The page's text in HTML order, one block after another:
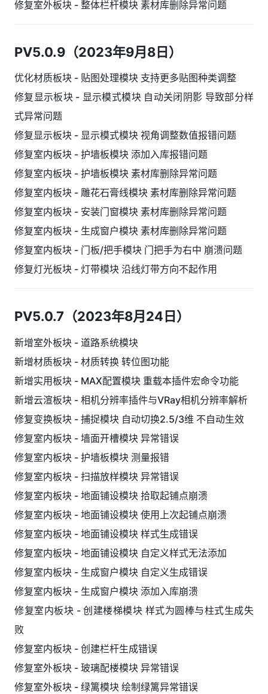
修复室外板块 - 整体栏杆模块 素材库删除异常问题
PV5.0.9（2023年9月8日）
优化材质板块 - 贴图处理模块 支持更多贴图种类调整
修复显示板块 - 显示模式模块 自动关闭阴影 导致部分样
式异常问题
修复显示板块 - 显示模式模块 视角调整数值报错问题
修复室内板块 - 护墙板模块 添加入库报错问题
修复室内板块 - 护墙板模块 素材库删除异常问题
修复室内板块 - 雕花石膏线模块 素材库删除异常问题
修复室内板块 - 安装门窗模块 素材库删除异常问题
修复室内板块 - 生成窗户模块 素材库删除异常问题
修复室内板块 - 门板/把手模块 门把手为右中 崩溃问题
修复灯光板块 - 灯带模块 沿线灯带方向不起作用
PV5.0.7（2023年8月24日）
新增室外板块 - 道路系统模块
新增材质板块 - 材质转换 转位图功能
新增实用板块 - MAX配置模块 重载本插件宏命令功能
新增云渲板块 - 相机分辨率插件与VRay相机分辨率解析
修复变换板块 - 捕捉模块 自动切换2.5/3维 不自动生效
修复室内板块 - 墙面开槽模块 异常错误
修复室内板块 - 护墙板模块 测量报错
修复室内板块 - 扫描放样模块 异常错误
修复室内板块 - 地面铺设模块 拾取起铺点崩溃
修复室内板块 - 地面铺设模块 使用上次起铺点崩溃
修复室内板块 - 地面铺设模块 样式生成错误
修复室内板块 - 地面铺设模块 自定义样式无法添加
修复室内板块 - 生成窗户模块 自定义生成错误
修复室内板块 - 生成窗户模块 添加入库崩溃
修复室内板块 - 创建楼梯模块 样式为圆棒与柱式生成失
败
修复室内板块 - 创建栏杆生成错误
修复室外板块 - 玻璃配楼模块 异常错误
修复室外板块 - 绿篱模块 绘制绿篱异常错误